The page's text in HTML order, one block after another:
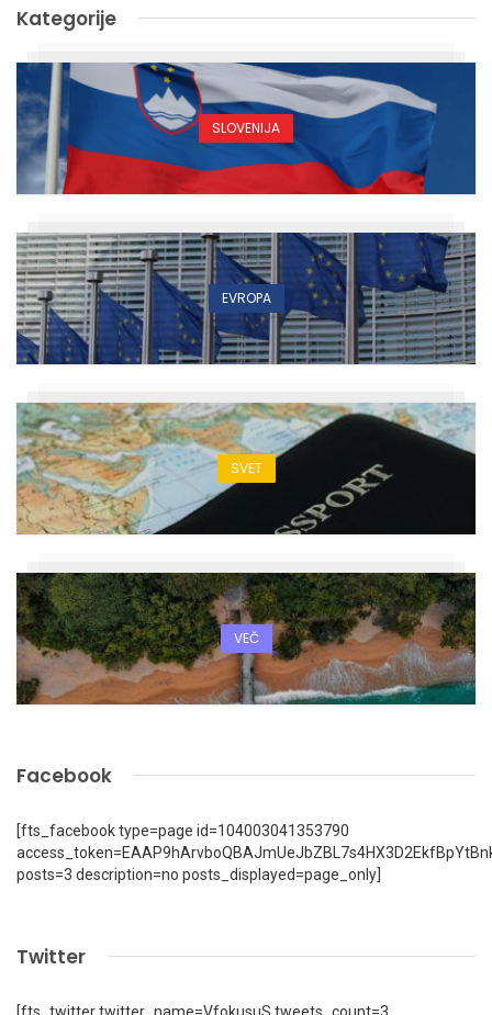
Kategorije
SLOVENIJA
EVROPA
SVET
VEČ
Facebook
[fts_facebook type=page id=104003041353790
posts=3 description=no posts_displayed=page_only]
Twitter